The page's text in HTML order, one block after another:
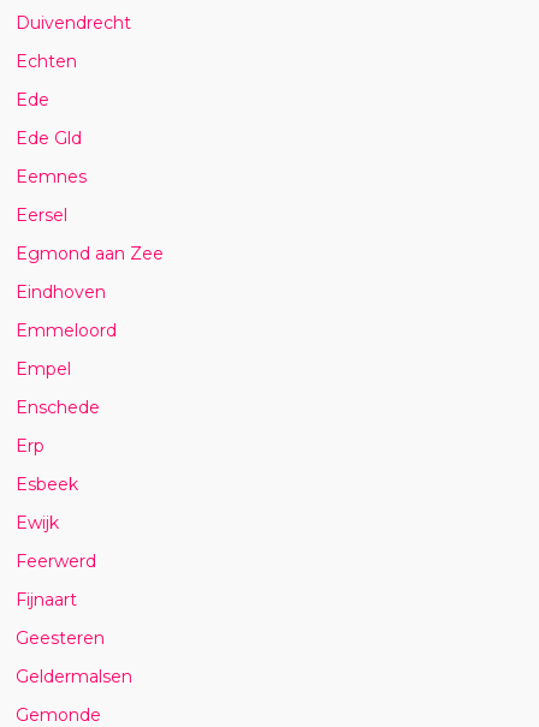
Duivendrecht
Echten
Ede
Ede Gld
Eemnes
Eersel
Egmond aan Zee
Eindhoven
Emmeloord
Empel
Enschede
Erp
Esbeek
Ewijk
Feerwerd
Fijnaart
Geesteren
Geldermalsen
Gemonde